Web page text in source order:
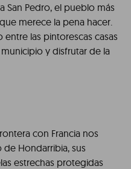
San Pedro, el pueblo más
merece la pena hacer.
las pintorescas casas
y disfrutar de la
con Francia nos
Hondarribia, sus
estrechas protegidas